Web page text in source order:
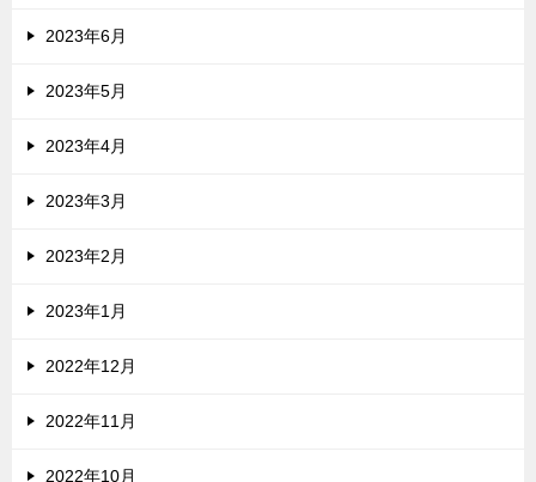
2023年6月
2023年5月
2023年4月
2023年3月
2023年2月
2023年1月
2022年12月
2022年11月
2022年10月